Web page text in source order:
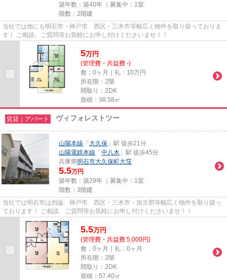
築年数：築40年 ｜募集中： 1室
階数：2階建
当社では他にも明石市・神戸市 西区・三木市等幅広く物件を取り扱っておりま
す！ ご相談、ご質問等お気軽にお申し付けくださいませ！！
5万円
(管理費・共益費 -)
敷：0ヶ月｜礼：10万円
所在階：2階
間取り：2DK
面積：38.58㎡
賃貸｜アパート ヴィフォレストツー
山陽本線 「 大久保 」駅 徒歩21分
山陽電鉄本線 「 中八木 」駅 徒歩45分
兵庫県明石市大久保町大窪
5.5万円
築年数：築29年 ｜募集中： 1室
階数：3階建
当社では明石市は勿論 神戸市 西区・三木市・加古郡等幅広く物件を取り扱っ
ております！ ご相談、ご質問等お気軽にお申し付けくださいませ！！
5.5万円
(管理費・共益費 5,000円)
敷：0ヶ月｜礼：0ヶ月
所在階：2階
間取り：2DK
面積：57.40㎡